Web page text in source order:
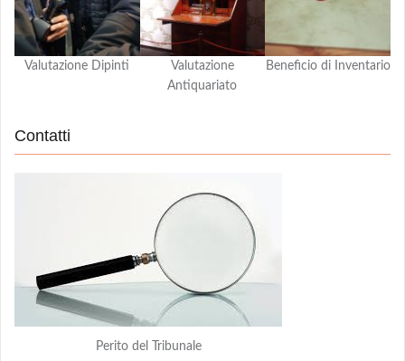
Valutazione Dipinti
Valutazione
Antiquariato
Beneficio di Inventario
Contatti
Perito del Tribunale